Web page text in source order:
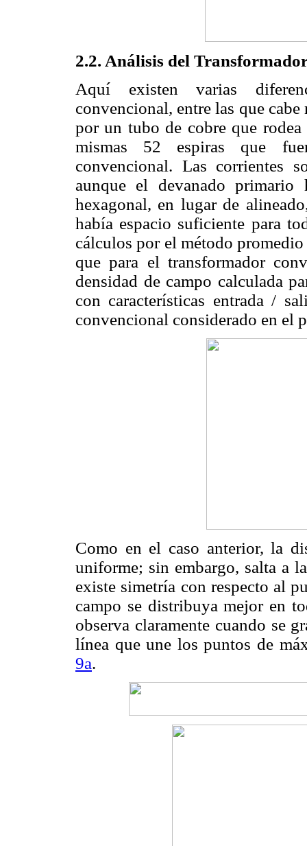
2.2. Análisis del
Aquí existen varias
convencional, entre las que
por un tubo de cobre que
mismas 52 espiras que
convencional. Las corrientes
aunque el devanado
hexagonal, en lugar de
había espacio suficiente para
cálculos por el método
que para el transformador
densidad de campo calculada
con características entrada /
convencional considerado en el
Como en el caso anterior, la
uniforme; sin embargo, salta a
existe simetría con respecto al
campo se distribuya mejor en
observa claramente cuando se
línea que une los puntos de
9a.